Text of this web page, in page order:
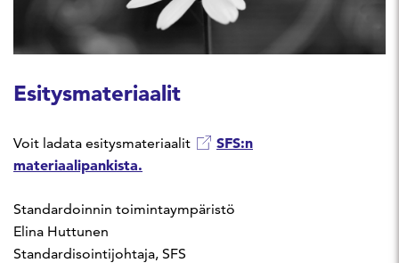
Esitysmateriaalit
Voit ladata esitysmateriaalit
SFS:n
materiaalipankista.
Standardoinnin toimintaympäristö
Elina Huttunen
Standardisointijohtaja, SFS